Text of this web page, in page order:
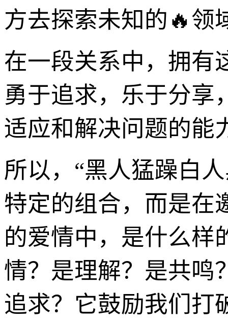
方去探索未知的🔥领
在一段关系中，拥有
勇于追求，乐于分享
适应和解决问题的能
所以，“黑人猛躁白
特定的组合，而是在
的爱情中，是什么样
情？是理解？是共鸣
追求？它鼓励我们打